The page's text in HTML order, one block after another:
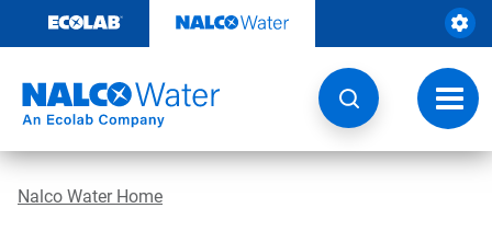
Inhalt
Nalco Water Home